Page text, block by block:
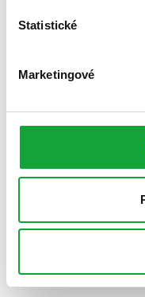
Statistické
Marketingové